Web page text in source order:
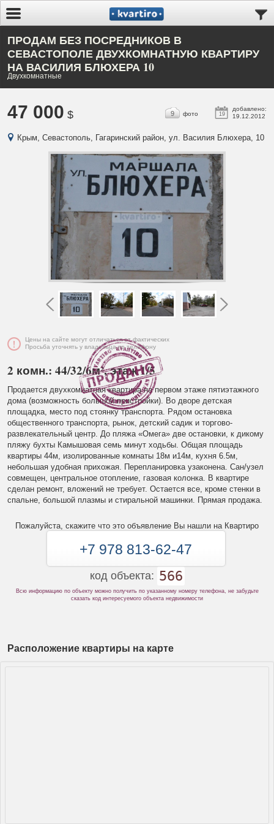
ПРОДАМ БЕЗ ПОСРЕДНИКОВ В
СЕВАСТОПОЛЕ ДВУХКОМНАТНУЮ КВАРТИРУ
НА ВАСИЛИЯ БЛЮХЕРА 10
Двухкомнатные
47 000 $ 19
добавлено:
19.12.2012
9 фото
Крым, Севастополь, Гагаринский район, ул. Василия Блюхера, 10
Цены на сайте могут отличаться от фактических
Просьба уточнять у владельца по телефону
2 комн.: 44/32/6м², этаж 1/5
Продается двухкомнатная квартира на первом этаже пятиэтажного
дома (возможность большой пристройки). Во дворе детская
площадка, место под стоянку транспорта. Рядом остановка
общественного транспорта, рынок, детский садик и торгово-
развлекательный центр. До пляжа «Омега» две остановки, к дикому
пляжу бухты Камышовая семь минут ходьбы. Общая площадь
квартиры 44м, изолированные комнаты 18м и14м, кухня 6.5м,
небольшая удобная прихожая. Перепланировка узаконена. Сан/узел
совмещен, центральное отопление, газовая колонка. В квартире
сделан ремонт, вложений не требует. Остается все, кроме стенки в
спальне, большой плазмы и стиральной машинки. Прямая продажа.
Пожалуйста, скажите что это объявление Вы нашли на Квартиро
+7 978 813-62-47
код объекта: 566
Всю информацию по объекту можно получить по указанному номеру телефона, не забудьте
сказать код интересуемого объекта недвижимости
Расположение квартиры на карте